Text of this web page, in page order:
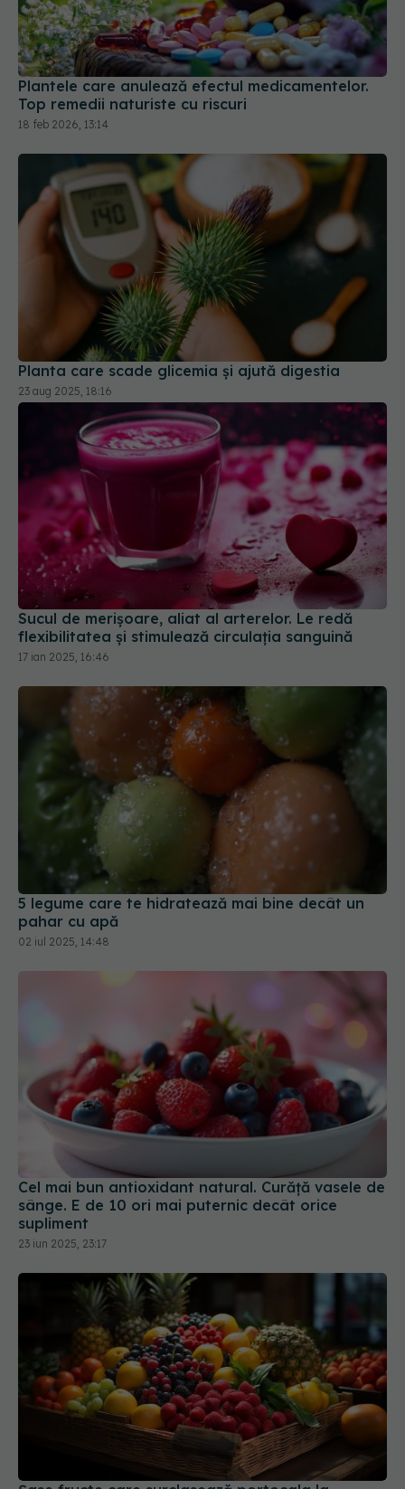
Plantele care anulează efectul medicamentelor.
Top remedii naturiste cu riscuri
18 feb 2026, 13:14
Planta care scade glicemia și ajută digestia
23 aug 2025, 18:16
Sucul de merișoare, aliat al arterelor. Le redă
flexibilitatea și stimulează circulația sanguină
17 ian 2025, 16:46
5 legume care te hidratează mai bine decât un
pahar cu apă
02 iul 2025, 14:48
Cel mai bun antioxidant natural. Curăță vasele de
sânge. E de 10 ori mai puternic decât orice
supliment
23 iun 2025, 23:17
Șase fructe care surclasează portocala la
25 mai 2025, 15:00